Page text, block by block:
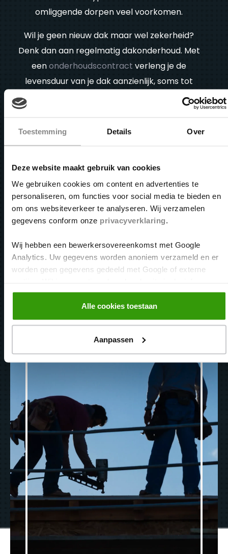
Toestemming Details Over
Deze website maakt gebruik van cookies
We gebruiken cookies om content en advertenties te
personaliseren, om functies voor social media te bieden en
om ons websiteverkeer te analyseren. Wij verzamelen
gegevens conform onze privacyverklaring
Wij hebben een bewerkersovereenkomst met Google
Analytics. Uw gegevens worden anoniem verzameld en er
worden geen gegevens gedeeld met Google of externe
embedded content? Vink dan alle vakjes aan. Je kunt altijd
jouw toestemming aanpassen middels
onzecookiebeleidpagina.
Alle cookies toestaan
Aanpassen
omliggende dorpen veel voorkomen.
Wil je geen nieuw dak maar wel zekerheid?
Denk dan aan regelmatig dakonderhoud. Met
eenonderhoudscontract verleng je de
levensduur van je dak aanzienlijk, soms tot
meer dan 50 jaar. Dat maakt onderhoud een
Udenhout.
Diensten